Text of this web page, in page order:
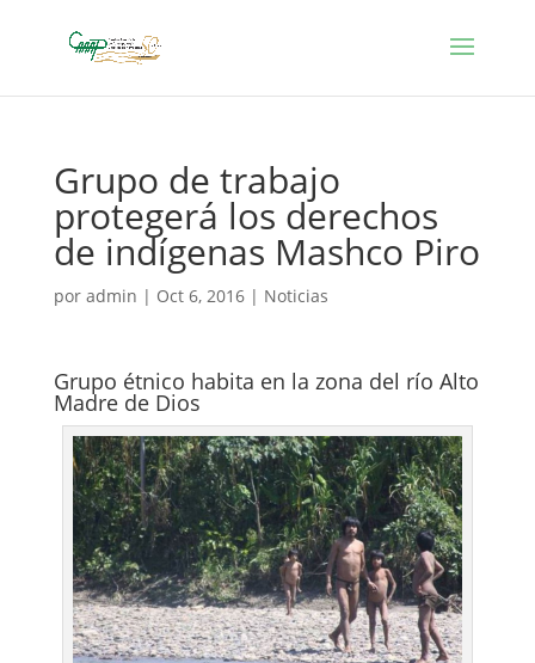
Grupo de trabajo
protegerá los derechos
de indígenas Mashco Piro
por admin | Oct 6, 2016| Noticias
Grupo étnico habita en la zona del río Alto
Madre de Dios